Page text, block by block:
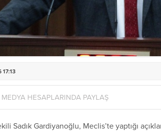
17:13
HESAPLARINDA PAYLAŞ
Sadık Gardiyanoğlu, Meclis’te yaptığı